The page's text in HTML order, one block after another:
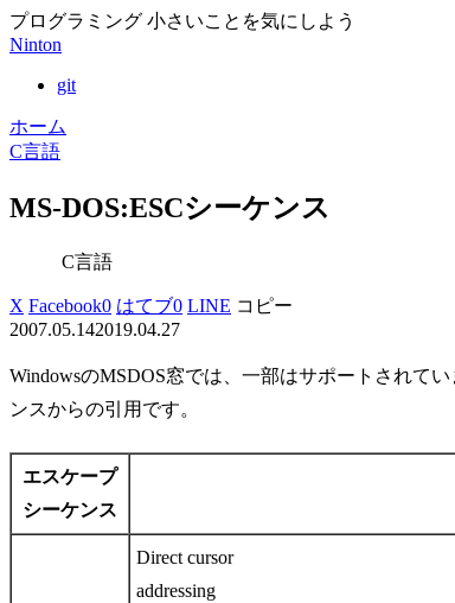
プログラミング 小さいことを気にしよう
Ninton
git
ホーム
C言語
MS-DOS:ESCシーケンス
C言語
X Facebook0 はてブ0 LINE コピー
2007.05.142019.04.27
WindowsのMSDOS窓では、一部はサポートされて
ンスからの引用です。
エスケープ
シーケンス
Direct cursor
addressing